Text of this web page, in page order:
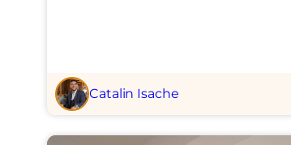
Catalin Isache